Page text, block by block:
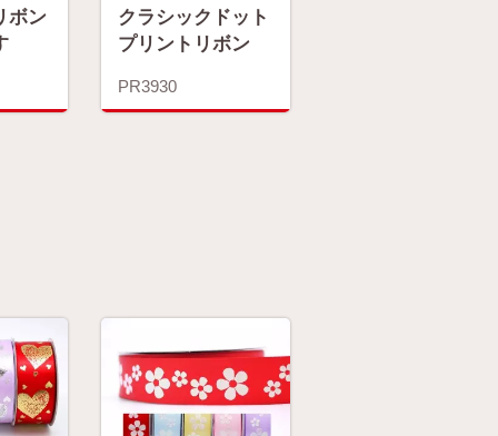
ボン
クラシックドット
プリントリボン
PR3930